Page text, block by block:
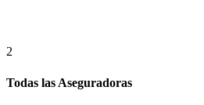
2
Todas las Aseguradoras